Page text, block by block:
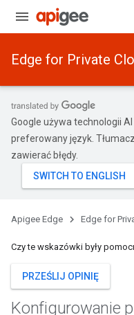
Edge for Private
Google używa technologii
preferowany język.
zawierać błędy.
Apigee Edge Edge for
Czy te wskazówki były
PRZEŚLIJ OPINIĘ
Konfigurowanie